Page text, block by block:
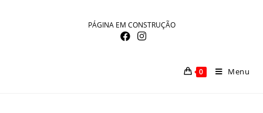
PÁGINA EM CONSTRUÇÃO
0 Menu